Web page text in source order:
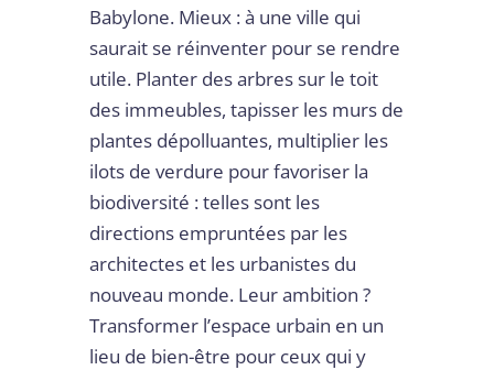
Babylone. Mieux : à une ville qui
saurait se réinventer pour se rendre
utile. Planter des arbres sur le toit
des immeubles, tapisser les murs de
plantes dépolluantes, multiplier les
ilots de verdure pour favoriser la
biodiversité : telles sont les
directions empruntées par les
architectes et les urbanistes du
nouveau monde. Leur ambition ?
Transformer l’espace urbain en un
lieu de bien-être pour ceux qui y